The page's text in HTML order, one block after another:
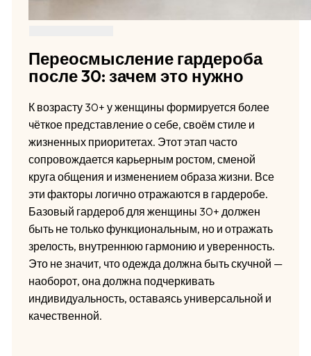
Переосмысление гардероба
после 30: зачем это нужно
К возрасту 30+ у женщины формируется более
чёткое представление о себе, своём стиле и
жизненных приоритетах. Этот этап часто
сопровождается карьерным ростом, сменой
круга общения и изменением образа жизни. Все
эти факторы логично отражаются в гардеробе.
Базовый гардероб для женщины 30+ должен
быть не только функциональным, но и отражать
зрелость, внутреннюю гармонию и уверенность.
Это не значит, что одежда должна быть скучной —
наоборот, она должна подчеркивать
индивидуальность, оставаясь универсальной и
качественной.